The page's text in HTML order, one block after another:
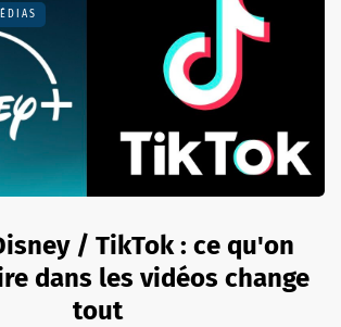
/ TikTok : ce qu'on
dans les vidéos change
tout